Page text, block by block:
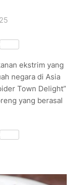
ekstrim yang
negara di Asia
Town Delight”
yang berasal